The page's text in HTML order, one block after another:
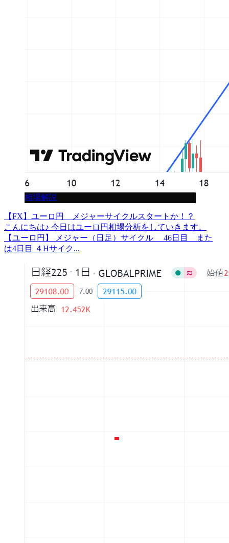
相場解説
【FX】ユーロ円 メジャーサイクルスタートか！？
こんにちは♪ 今日はユーロ円相場分析をしていきます。
【ユーロ円】 メジャー（日足）サイクル 46日目 また
は4日目 ４Hサイク...